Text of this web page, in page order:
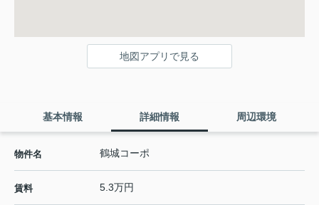
地図アプリで見る
基本情報 詳細情報 周辺環境
物件名 鶴城コーポ
賃料 5.3万円